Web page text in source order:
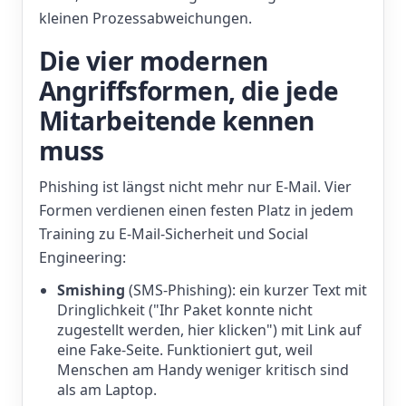
kleinen Prozessabweichungen.
Die vier modernen
Angriffsformen, die jede
Mitarbeitende kennen
muss
Phishing ist längst nicht mehr nur E-Mail. Vier
Formen verdienen einen festen Platz in jedem
Training zu E-Mail-Sicherheit und Social
Engineering:
Smishing (SMS-Phishing): ein kurzer Text mit
Dringlichkeit ("Ihr Paket konnte nicht
zugestellt werden, hier klicken") mit Link auf
eine Fake-Seite. Funktioniert gut, weil
Menschen am Handy weniger kritisch sind
als am Laptop.